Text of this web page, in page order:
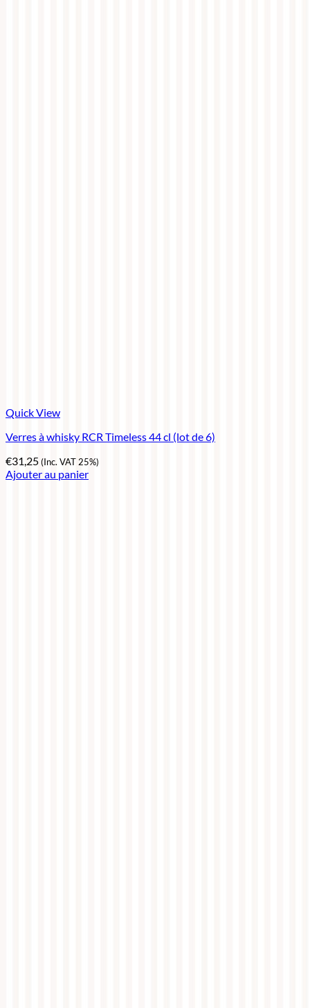
Quick View
Verres à whisky RCR Timeless 44 cl (lot de 6)
€31,25(Inc. VAT 25%)
Ajouter au panier